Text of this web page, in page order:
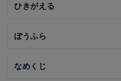
ひきがえる
ぼうふら
なめくじ